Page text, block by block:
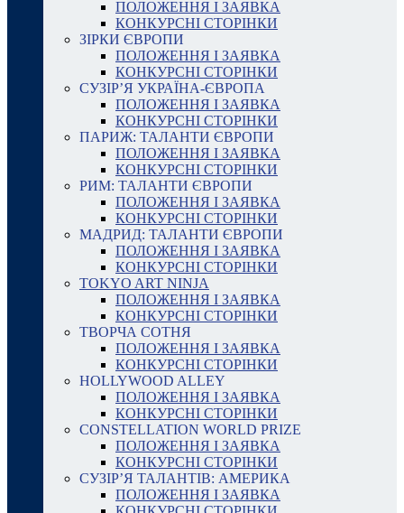
ПОЛОЖЕННЯ І ЗАЯВКА
КОНКУРСНІ СТОРІНКИ
ЗІРКИ ЄВРОПИ
ПОЛОЖЕННЯ І ЗАЯВКА
КОНКУРСНІ СТОРІНКИ
СУЗІР’Я УКРАЇНА-ЄВРОПА
ПОЛОЖЕННЯ І ЗАЯВКА
КОНКУРСНІ СТОРІНКИ
ПАРИЖ: ТАЛАНТИ ЄВРОПИ
ПОЛОЖЕННЯ І ЗАЯВКА
КОНКУРСНІ СТОРІНКИ
РИМ: ТАЛАНТИ ЄВРОПИ
ПОЛОЖЕННЯ І ЗАЯВКА
КОНКУРСНІ СТОРІНКИ
МАДРИД: ТАЛАНТИ ЄВРОПИ
ПОЛОЖЕННЯ І ЗАЯВКА
КОНКУРСНІ СТОРІНКИ
TOKYO ART NINJA
ПОЛОЖЕННЯ І ЗАЯВКА
КОНКУРСНІ СТОРІНКИ
ТВОРЧА СОТНЯ
ПОЛОЖЕННЯ І ЗАЯВКА
КОНКУРСНІ СТОРІНКИ
HOLLYWOOD ALLEY
ПОЛОЖЕННЯ І ЗАЯВКА
КОНКУРСНІ СТОРІНКИ
CONSTELLATION WORLD PRIZE
ПОЛОЖЕННЯ І ЗАЯВКА
КОНКУРСНІ СТОРІНКИ
СУЗІР’Я ТАЛАНТІВ: АМЕРИКА
ПОЛОЖЕННЯ І ЗАЯВКА